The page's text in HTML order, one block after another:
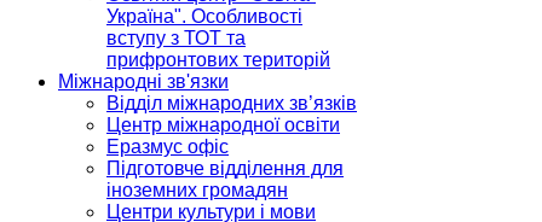
Україна". Особливості
вступу з ТОТ та
прифронтових територій
Міжнародні зв'язки
Відділ міжнародних зв’язків
Центр міжнародної освіти
Еразмус офіс
Підготовче відділення для
іноземних громадян
Центри культури і мови